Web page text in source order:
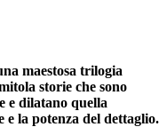
maestosa trilogia
storie che sono
e dilatano quella
e la potenza del dettaglio.